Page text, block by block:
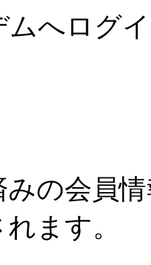
ムへログ
みの会員
ます。